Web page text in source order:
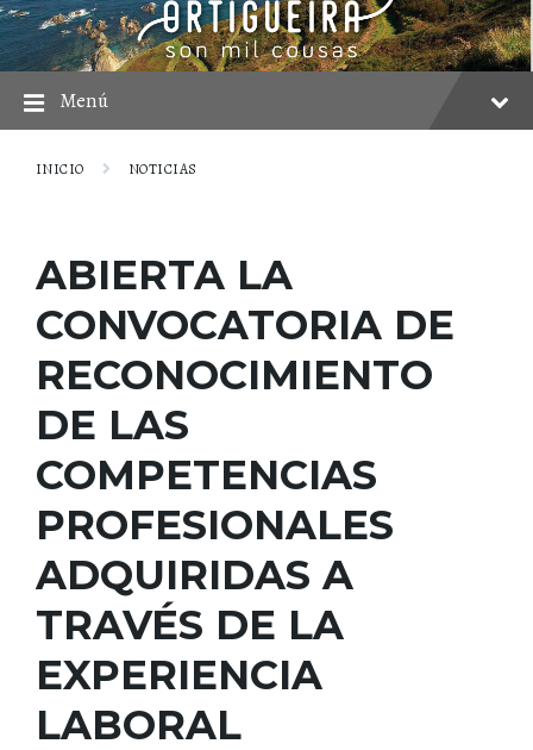
saltar
al
contenido
Saltar
a
la
navegación
principal
Saltar
al
pie
Menú
INICIO NOTICIAS
ABIERTA LA
CONVOCATORIA DE
RECONOCIMIENTO
DE LAS
COMPETENCIAS
PROFESIONALES
ADQUIRIDAS A
TRAVÉS DE LA
EXPERIENCIA
LABORAL